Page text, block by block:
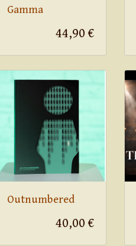
Gamma
44,90 €
Outnumbered
40,00 €